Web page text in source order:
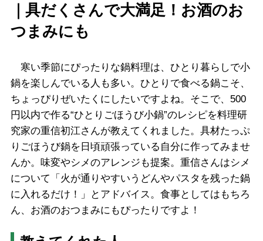
｜具だくさんで大満足！お酒のお
つまみにも
寒い季節にぴったりな鍋料理は、ひとり暮らしで小
鍋を楽しんでいる人も多い。ひとりで食べる鍋こそ、
ちょっぴりぜいたくにしたいですよね。そこで、500
円以内で作る“ひとりごほうび小鍋”のレシピを料理研
究家の重信初江さんが教えてくれました。具材たっぷ
りごほうび鍋を日頃頑張っている自分に作ってみませ
んか。味変やシメのアレンジも提案。重信さんはシメ
について「火が通りやすいうどんやパスタを残った鍋
に入れるだけ！」とアドバイス。食事としてはもちろ
ん、お酒のおつまみにもぴったりですよ！